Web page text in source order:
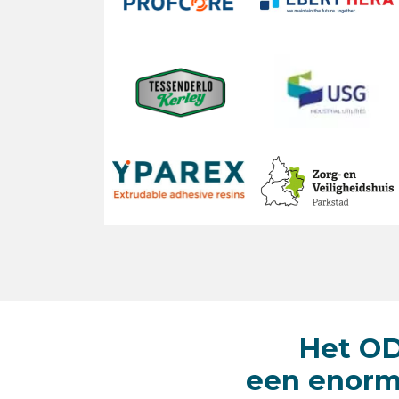
Het
een